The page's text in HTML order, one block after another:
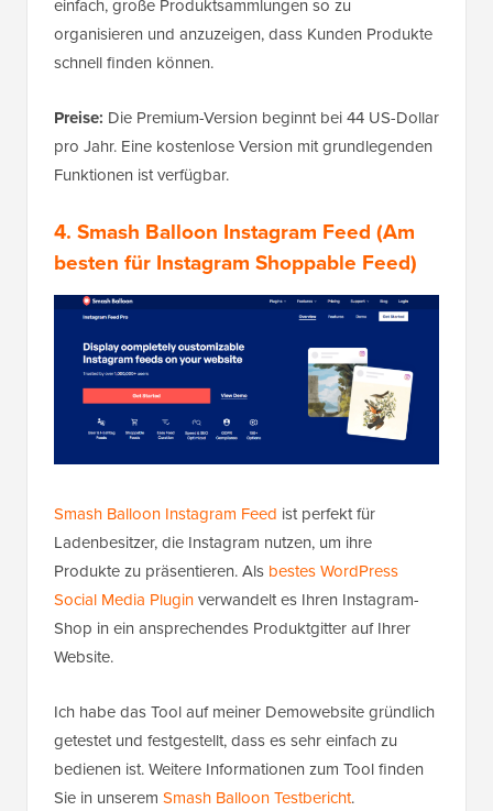
einfach, große Produktsammlungen so zu
organisieren und anzuzeigen, dass Kunden Produkte
schnell finden können.
Preise: Die Premium-Version beginnt bei 44 US-Dollar
pro Jahr. Eine kostenlose Version mit grundlegenden
Funktionen ist verfügbar.
4. Smash Balloon Instagram Feed (Am
besten für Instagram Shoppable Feed)
Smash Balloon Instagram Feed ist perfekt für
Ladenbesitzer, die Instagram nutzen, um ihre
Produkte zu präsentieren. Als bestes WordPress
Social Media Pluginverwandelt es Ihren Instagram-
Shop in ein ansprechendes Produktgitter auf Ihrer
Website.
Ich habe das Tool auf meiner Demowebsite gründlich
getestet und festgestellt, dass es sehr einfach zu
bedienen ist. Weitere Informationen zum Tool finden
Sie in unserem Smash Balloon Testbericht.